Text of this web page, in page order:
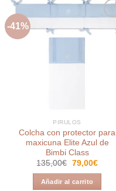
-41%
PIRULOS
Colcha con protector para
maxicuna Elite Azul de
Bimbi Class
135,00€ El
original
era:
79,00€El
Añadir al carrito